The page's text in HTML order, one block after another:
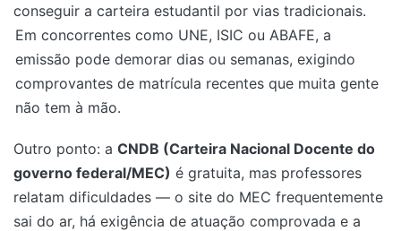
conseguir a carteira estudantil por vias tradicionais.
Em concorrentes como UNE, ISIC ou ABAFE, a
emissão pode demorar dias ou semanas, exigindo
comprovantes de matrícula recentes que muita gente
não tem à mão.
Outro ponto: a CNDB (Carteira Nacional Docente do
governo federal/MEC) é gratuita, mas professores
relatam dificuldades — o site do MEC frequentemente
sai do ar, há exigência de atuação comprovada e a